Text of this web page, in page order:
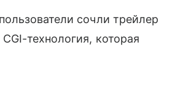
сочли трейлер
технология, которая